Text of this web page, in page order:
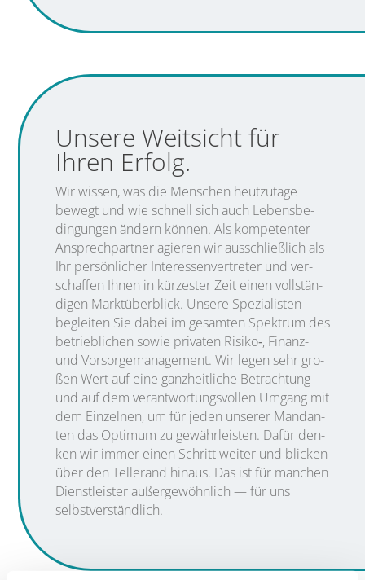
Unse­re Weit­sicht für
Ihren Erfolg.
Wir wis­sen, was die Men­schen heut­zu­ta­ge
bewegt und wie schnell sich auch Lebens­be­
din­gun­gen ändern kön­nen. Als kom­pe­ten­ter
Ansprech­part­ner agie­ren wir aus­schließ­lich als
Ihr per­sön­li­cher Inter­es­sen­ver­tre­ter und ver­
schaf­fen Ihnen in kür­zes­ter Zeit einen voll­stän­
di­gen Markt­über­blick. Unse­re Spe­zia­lis­ten
beglei­ten Sie dabei im gesam­ten Spek­trum des
betrieb­li­chen sowie pri­va­ten Risiko‑, Finanz-
und Vor­sor­ge­ma­nage­ment. Wir legen sehr gro­
ßen Wert auf eine ganz­heit­li­che Betrach­tung
und auf dem ver­ant­wor­tungs­vol­len Umgang mit
dem Ein­zel­nen, um für jeden unse­rer Man­dan­
ten das Opti­mum zu gewähr­leis­ten. Dafür den­
ken wir immer einen Schritt wei­ter und bli­cken
über den Tel­le­r­and hin­aus. Das ist für man­chen
Dienst­leis­ter außer­ge­wöhn­lich — für uns
selbstverständlich.